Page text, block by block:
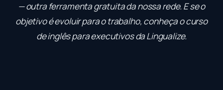
— outra ferramenta gratuita da nossa rede. E se o
objetivo é evoluir para o trabalho, conheça ocurso
de inglês para executivosda Lingualize.